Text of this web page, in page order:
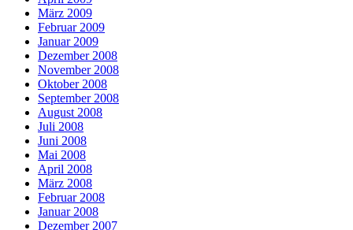
März 2009
Februar 2009
Januar 2009
Dezember 2008
November 2008
Oktober 2008
September 2008
August 2008
Juli 2008
Juni 2008
Mai 2008
April 2008
März 2008
Februar 2008
Januar 2008
Dezember 2007